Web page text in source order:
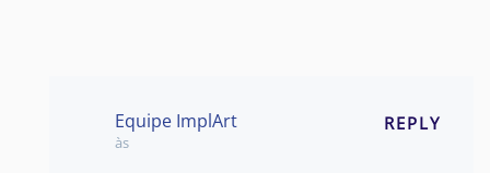
Equipe ImplArt
às
REPLY